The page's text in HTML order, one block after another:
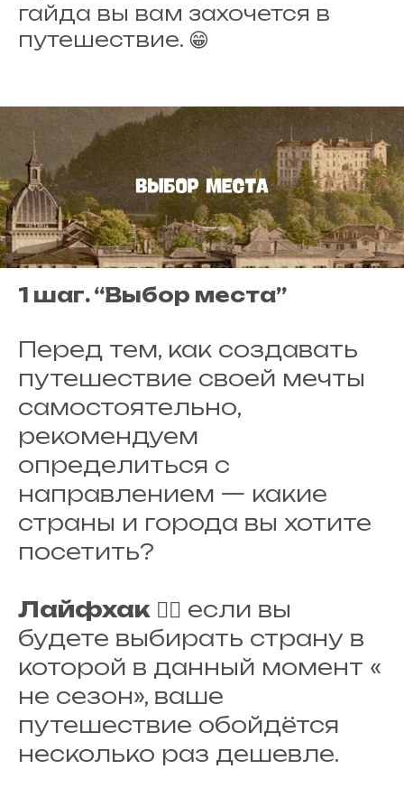
гайда вы вам захочется в
путешествие. 😁
1 шаг. “Выбор места”
Перед тем, как создавать
путешествие своей мечты
самостоятельно,
рекомендуем
определиться с
направлением — какие
страны и города вы хотите
посетить?
Лайфхак☝🏼 если вы
будете выбирать страну в
которой в данный момент «
не сезон», ваше
путешествие обойдётся
несколько раз дешевле.